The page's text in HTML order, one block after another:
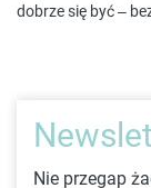
dobrze się być –
Nie przegap